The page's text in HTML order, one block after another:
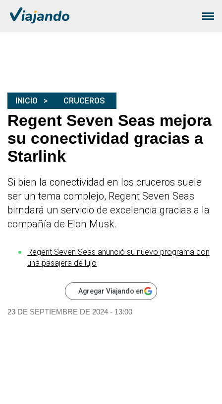
INICIO CRUCEROS
Regent Seven Seas mejora
su conectividad gracias a
Starlink
Si bien la conectividad en los cruceros suele
ser un tema complejo, Regent Seven Seas
birndará un servicio de excelencia gracias a la
compañía de Elon Musk.
Regent Seven Seas anunció su nuevo programa con
una pasajera de lujo
Agregar Viajando en
23 DE SEPTIEMBRE DE 2024 - 13:00